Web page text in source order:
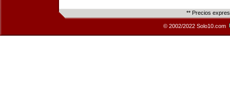
** Precios
© 2002/2022 Solo10.com